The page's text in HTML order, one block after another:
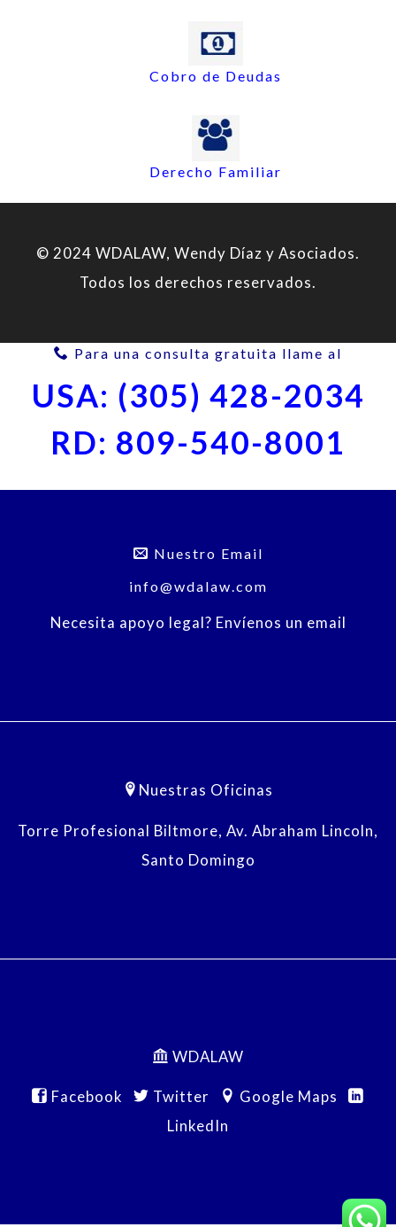
Cobro de Deudas
Derecho Familiar
© 2024 WDALAW, Wendy Díaz y Asociados.
Todos los derechos reservados.
Para una consulta gratuita llame al
USA: (305) 428-2034
RD: 809-540-8001
Nuestro Email
info@wdalaw.com
Necesita apoyo legal? Envíenos un email
Nuestras Oficinas
Torre Profesional Biltmore, Av. Abraham Lincoln,
Santo Domingo
WDALAW
Facebook Twitter
Google Maps
LinkedIn